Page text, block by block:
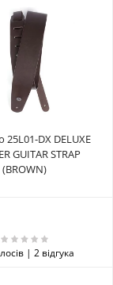
25L01-DX DELUXE
GUITAR STRAP
(BROWN)
| 2 відгука